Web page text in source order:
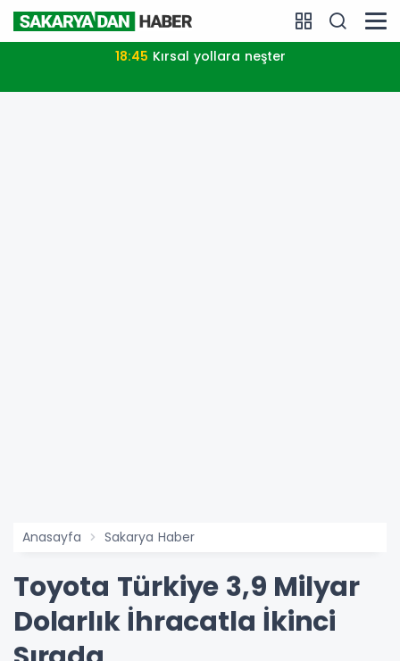
18:45 Kırsal yollara neşter
Anasayfa Sakarya Haber
Toyota Türkiye 3,9 Milyar
Dolarlık İhracatla İkinci